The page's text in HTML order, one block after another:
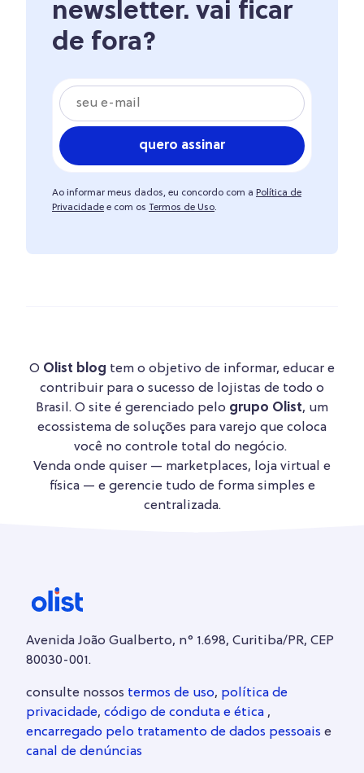
newsletter. vai ficar
de fora?
quero assinar
Ao informar meus dados, eu concordo com a Política de
Privacidade e com os Termos de Uso.
O Olist blog tem o objetivo de informar, educar e
contribuir para o sucesso de lojistas de todo o
Brasil. O site é gerenciado pelo grupo Olist, um
ecossistema de soluções para varejo que coloca
você no controle total do negócio.
Venda onde quiser — marketplaces, loja virtual e
física — e gerencie tudo de forma simples e
centralizada.
Avenida João Gualberto, n° 1.698, Curitiba/PR, CEP
80030-001.
consulte nossos termos de uso, política de
privacidade, código de conduta e ética ,
encarregado pelo tratamento de dados pessoais e
canal de denúncias